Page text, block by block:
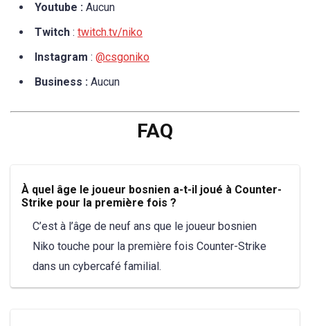
Youtube : Aucun
Twitch : twitch.tv/niko
Instagram : @csgoniko
Business : Aucun
FAQ
À quel âge le joueur bosnien a-t-il joué à Counter-
Strike pour la première fois ?
C’est à l’âge de neuf ans que le joueur bosnien
Niko touche pour la première fois Counter-Strike
dans un cybercafé familial.